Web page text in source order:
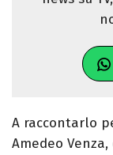
A raccontarlo
Amedeo